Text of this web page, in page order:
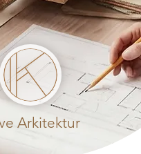
Arkitektur